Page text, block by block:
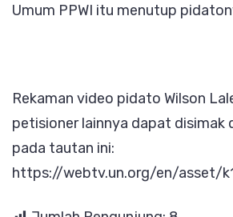
Umum PPWI itu menutup
Rekaman video pidato Wilson
petisioner lainnya dapat disimak
pada tautan ini:
https://webtv.un.org/en/asset/